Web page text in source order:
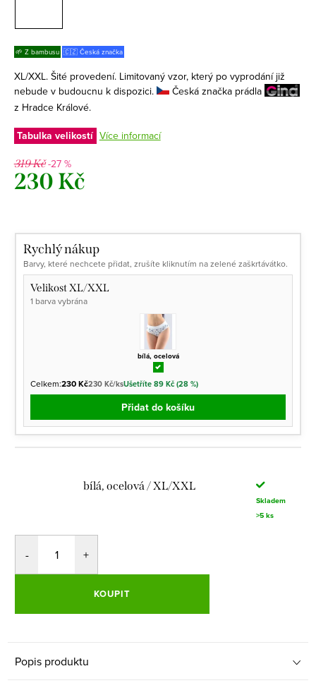
🌱 Z bambusu 🇨🇿 Česká značka
XL/XXL. Šité provedení. Limitovaný vzor, který po vyprodání již
nebude v budoucnu k dispozici.
Česká značka prádla
z Hradce Králové.
Tabulka velikostí Více informací
319 Kč-27 %
230 Kč
Rychlý nákup
Barvy, které nechcete přidat, zrušíte kliknutím na zelené zaškrtávátko.
Velikost XL/XXL
1 barva vybrána
bílá, ocelová
Celkem:230 Kč230 Kč/ksUšetříte 89 Kč (28 %)
Přidat do košíku
bílá, ocelová / XL/XXL
Skladem
>5 ks
KOUPIT
Popis produktu